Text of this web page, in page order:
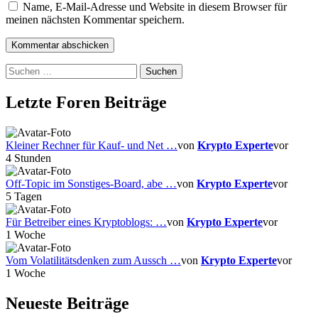
Name, E-Mail-Adresse und Website in diesem Browser für
meinen nächsten Kommentar speichern.
Suchen
nach:
Letzte Foren Beiträge
Kleiner Rechner für Kauf- und Net …von Krypto Expertevor
4 Stunden
Off-Topic im Sonstiges-Board, abe …von Krypto Expertevor
5 Tagen
Für Betreiber eines Kryptoblogs: …von Krypto Expertevor
1 Woche
Vom Volatilitätsdenken zum Aussch …von Krypto Expertevor
1 Woche
Neueste Beiträge